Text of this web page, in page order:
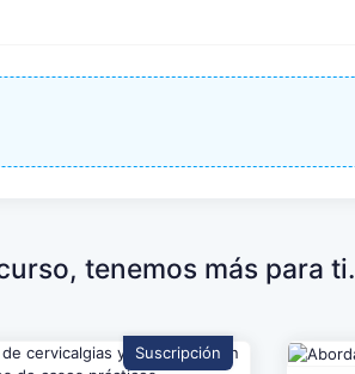
tenemos más para ti.
Suscripción